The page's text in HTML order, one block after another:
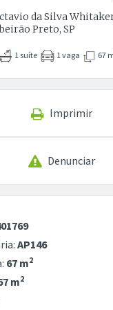
da Silva
Preto, SP
1 suíte 1 vaga 67
Imprimir
Denunciar
AP146
67 m2
m2